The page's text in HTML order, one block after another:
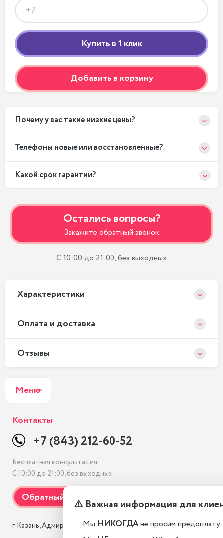
Добавить в корзину
Почему у вас такие низкие цены?
Телефоны новые или восстановленные?
Какой срок гарантии?
Остались вопросы?
Закажите обратный звонок
С 10:00 до 21:00, без выходных
Xарактеристики
Оплата и доставка
Отзывы
Меню
Контакты
+7 (843) 212-60-52
Бесплатная консультация
С 10:00 до 21:00, без выходных
г. Казань, Адмиралтейская, 3 к1
⚠️ Важная информация для
Мы НИКОГДАне просим предоплату.